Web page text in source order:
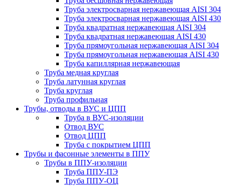
Труба электросварная нержавеющая AISI 304
Труба электросварная нержавеющая AISI 430
Труба квадратная нержавеющая AISI 304
Труба квадратная нержавеющая AISI 430
Труба прямоугольная нержавеющая AISI 304
Труба прямоугольная нержавеющая AISI 430
Труба капиллярная нержавеющая
Труба медная круглая
Труба латунная круглая
Труба круглая
Труба профильная
Трубы, отводы в ВУС и ЦПП
Труба в ВУС-изоляции
Отвод ВУС
Отвод ЦПП
Труба с покрытием ЦПП
Трубы и фасонные элементы в ППУ
Трубы в ППУ-изоляции
Труба ППУ-ПЭ
Труба ППУ-ОЦ